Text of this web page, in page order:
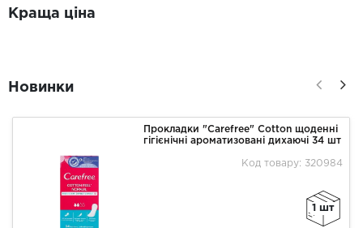
Краща ціна
Новинки
Прокладки "Carefree" Cotton щоденні
гігієнічні ароматизовані дихаючі 34 шт
Код товару: 320984
1 шт